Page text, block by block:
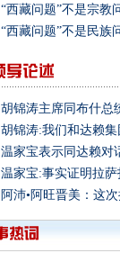
“西藏问题”不是宗教
“西藏问题”不是民族
胡锦涛主席同布什总
胡锦涛:我们和达赖
温家宝表示同达赖对
温家宝:事实证明拉
阿沛•阿旺晋美：这